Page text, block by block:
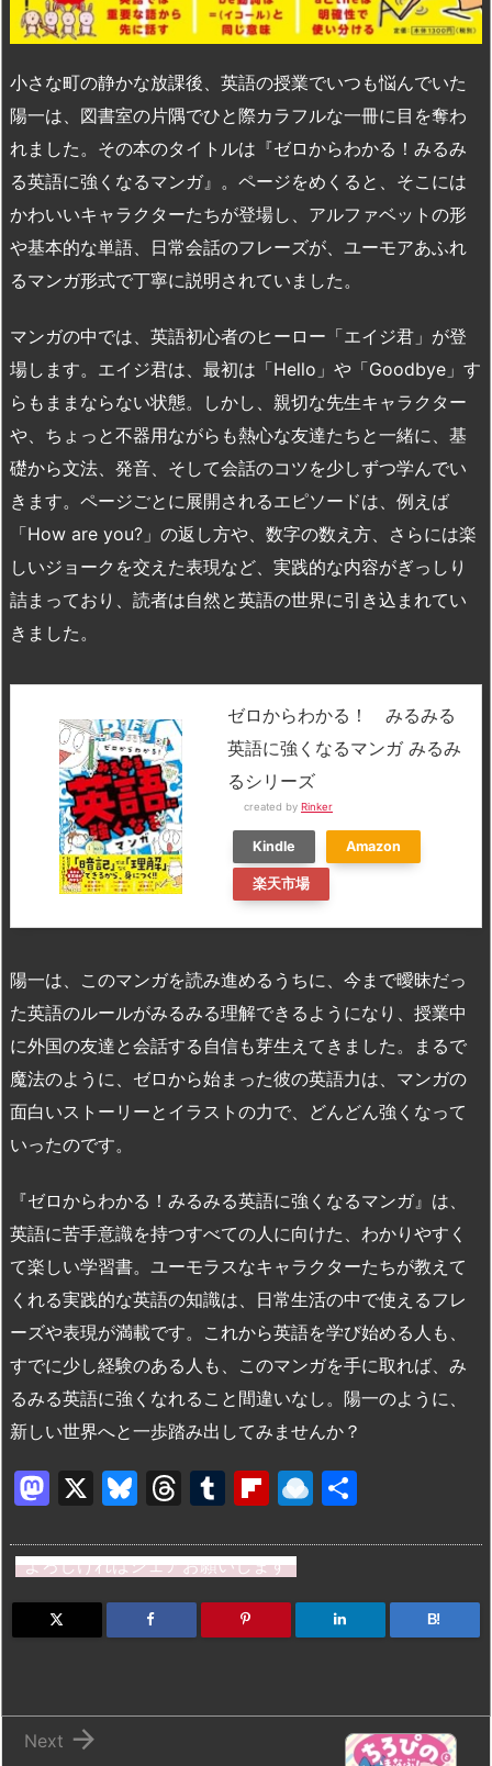
小さな町の静かな放課後、英語の授業でいつも悩んでいた
陽一は、図書室の片隅でひと際カラフルな一冊に目を奪わ
れました。その本のタイトルは『ゼロからわかる！みるみ
る英語に強くなるマンガ』。ページをめくると、そこには
かわいいキャラクターたちが登場し、アルファベットの形
や基本的な単語、日常会話のフレーズが、ユーモアあふれ
るマンガ形式で丁寧に説明されていました。
マンガの中では、英語初心者のヒーロー「エイジ君」が登
場します。エイジ君は、最初は「Hello」や「Goodbye」す
らもままならない状態。しかし、親切な先生キャラクター
や、ちょっと不器用ながらも熱心な友達たちと一緒に、基
礎から文法、発音、そして会話のコツを少しずつ学んでい
きます。ページごとに展開されるエピソードは、例えば
「How are you?」の返し方や、数字の数え方、さらには楽
しいジョークを交えた表現など、実践的な内容がぎっしり
詰まっており、読者は自然と英語の世界に引き込まれてい
きました。
ゼロからわかる！ みるみる
英語に強くなるマンガ みるみ
るシリーズ
created by Rinker
Kindle Amazon
楽天市場
陽一は、このマンガを読み進めるうちに、今まで曖昧だっ
た英語のルールがみるみる理解できるようになり、授業中
に外国の友達と会話する自信も芽生えてきました。まるで
魔法のように、ゼロから始まった彼の英語力は、マンガの
面白いストーリーとイラストの力で、どんどん強くなって
いったのです。
『ゼロからわかる！みるみる英語に強くなるマンガ』は、
英語に苦手意識を持つすべての人に向けた、わかりやすく
て楽しい学習書。ユーモラスなキャラクターたちが教えて
くれる実践的な英語の知識は、日常生活の中で使えるフレ
ーズや表現が満載です。これから英語を学び始める人も、
すでに少し経験のある人も、このマンガを手に取れば、み
るみる英語に強くなれること間違いなし。陽一のように、
新しい世界へと一歩踏み出してみませんか？
M
st
o
d
X
Bl
e
s
k
T
e
a
d
T
m
bl
r
Fl
b
o
ar
R
n
dr
o
よろしければシェアお願いします
B!

Next